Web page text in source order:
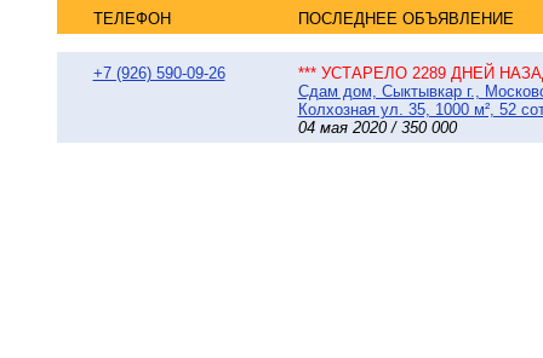
ТЕЛЕФОН ПОСЛЕДНЕЕ ОБЪЯВЛЕНИЕ
+7 (926) 590-09-26
*** УСТАРЕЛО 2289 ДНЕЙ
Сдам дом, Сыктывкар г.,
Колхозная ул. 35, 1000 м², 52
04 мая 2020 / 350 000